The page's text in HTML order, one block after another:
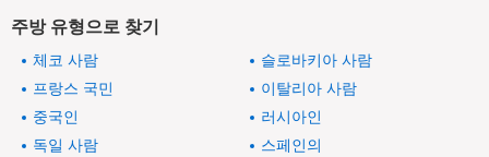
주방 유형으로 찾기
체코 사람
슬로바키아 사람
프랑스 국민
이탈리아 사람
중국인
러시아인
독일 사람
스페인의